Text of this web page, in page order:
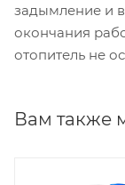
задымление и
окончания
отопитель не
Вам также